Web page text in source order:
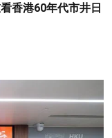
香港60年代市井日